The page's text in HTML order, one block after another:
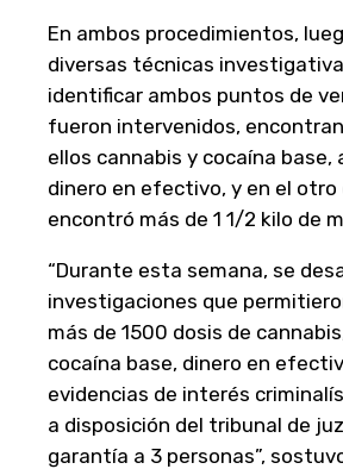
En ambos procedimientos,
diversas técnicas
identificar ambos puntos de
fueron intervenidos,
ellos cannabis y cocaína base,
dinero en efectivo, y en el otro
encontró más de 1 1/2 kilo de
“Durante esta semana, se
investigaciones que
más de 1500 dosis de
cocaína base, dinero en
evidencias de interés
a disposición del tribunal de
garantía a 3 personas”,